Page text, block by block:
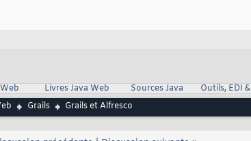
Livres Java Web Sources Java Outils, EDI
Grails Grails et Alfresco